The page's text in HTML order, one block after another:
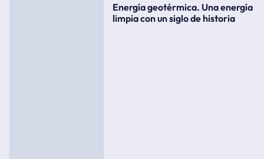
Energía geotérmica. Una energía
limpia con un siglo de historia